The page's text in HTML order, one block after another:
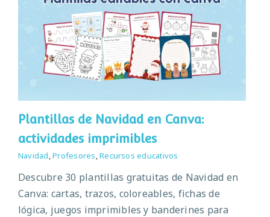
Plantillas de Navidad en Canva:
actividades imprimibles
Navidad,Profesores,Recursos educativos
Descubre 30 plantillas gratuitas de Navidad en
Canva: cartas, trazos, coloreables, fichas de
lógica, juegos imprimibles y banderines para